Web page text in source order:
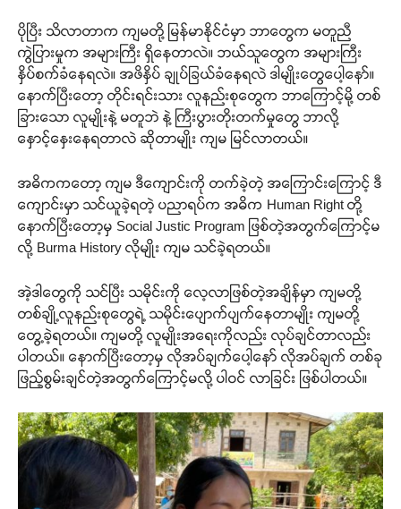
ပိုပြီး သိလာတာက ကျမတို့ မြန်မာနိုင်ငံမှာ ဘာတွေက မတူညီ
ကွဲပြားမှုက အများကြီး ရှိနေတာလဲ။ ဘယ်သူတွေက အများကြီး
နှိပ်စက်ခံနေရလဲ။ အဖိနှိပ် ချုပ်ခြယ်ခံနေရလဲ ဒါမျိုးတွေပေါ့နော်။
နောက်ပြီးတော့ တိုင်းရင်းသား လူနည်းစုတွေက ဘာကြောင့်မို့ တစ်
ခြားသော လူမျိုးနဲ့ မတူဘဲ နဲ့ ကြီးပွားတိုးတက်မှုတွေ ဘာလို့
နှောင့်နှေးနေရတာလဲ ဆိုတာမျိုး ကျမ မြင်လာတယ်။
အဓိကကတော့ ကျမ ဒီကျောင်းကို တက်ခဲ့တဲ့ အကြောင်းကြောင့် ဒီ
ကျောင်းမှာ သင်ယူခဲ့ရတဲ့ ပညာရပ်က အဓိက Human Right တို့
နောက်ပြီးတော့မှ Social Justic Program ဖြစ်တဲ့အတွက်ကြောင့်မ
လို့ Burma History လိုမျိုး ကျမ သင်ခဲ့ရတယ်။
အဲ့ဒါတွေကို သင်ပြီး သမိုင်းကို လေ့လာဖြစ်တဲ့အချိန်မှာ ကျမတို့
တစ်ချို့လူနည်းစုတွေရဲ့ သမိုင်းပျောက်ပျက်နေတာမျိုး ကျမတို့
တွေ့ခဲ့ရတယ်။ ကျမတို့ လူမျိုးအရေးကိုလည်း လုပ်ချင်တာလည်း
ပါတယ်။ နောက်ပြီးတော့မှ လိုအပ်ချက်ပေါ့နော် လိုအပ်ချက် တစ်ခု
ဖြည့်စွမ်းချင်တဲ့အတွက်ကြောင့်မလို့ ပါဝင် လာခြင်း ဖြစ်ပါတယ်။